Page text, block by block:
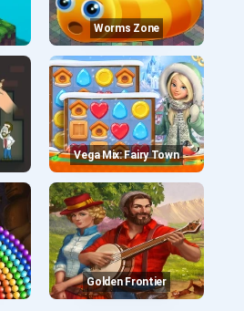
Worms Zone
Vega Mix: Fairy Town
Golden Frontier